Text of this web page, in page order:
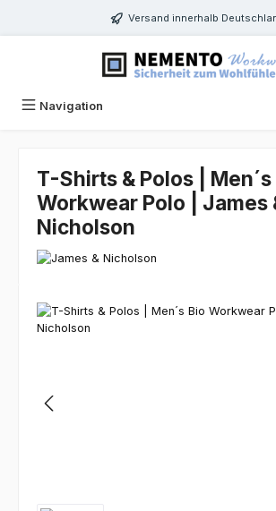
Zum Hauptinhalt springenVersand innerhalb
Navigation
T-Shirts & Polos | Men´s
Workwear Polo | James
Nicholson
Bildergalerie überspringen